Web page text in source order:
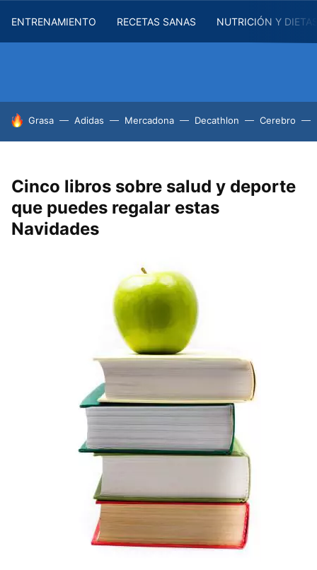
ENTRENAMIENTO RECETAS SANAS NUTRICIÓN Y
HOY SE HABLA DE
Grasa Adidas Mercadona Decathlon Cerebro
Cinco libros sobre salud y deporte
que puedes regalar estas
Navidades